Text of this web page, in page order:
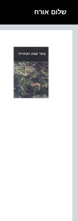
שלום אורח